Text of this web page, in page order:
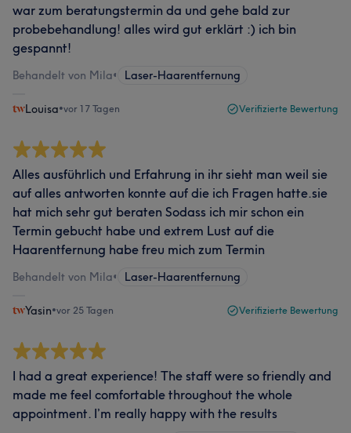
war zum beratungstermin da und gehe bald zur
probebehandlung! alles wird gut erklärt :) ich bin
gespannt!
Behandelt von Mila• Laser-Haarentfernung
Louisa•vor 17 Tagen Verifizierte Bewertung
Alles ausführlich und Erfahrung in ihr sieht man weil sie
auf alles antworten konnte auf die ich Fragen hatte.sie
hat mich sehr gut beraten Sodass ich mir schon ein
Termin gebucht habe und extrem Lust auf die
Haarentfernung habe freu mich zum Termin
Behandelt von Mila• Laser-Haarentfernung
Yasin•vor 25 Tagen Verifizierte Bewertung
I had a great experience! The staff were so friendly and
made me feel comfortable throughout the whole
appointment. I’m really happy with the results